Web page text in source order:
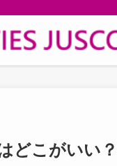
どこがいい